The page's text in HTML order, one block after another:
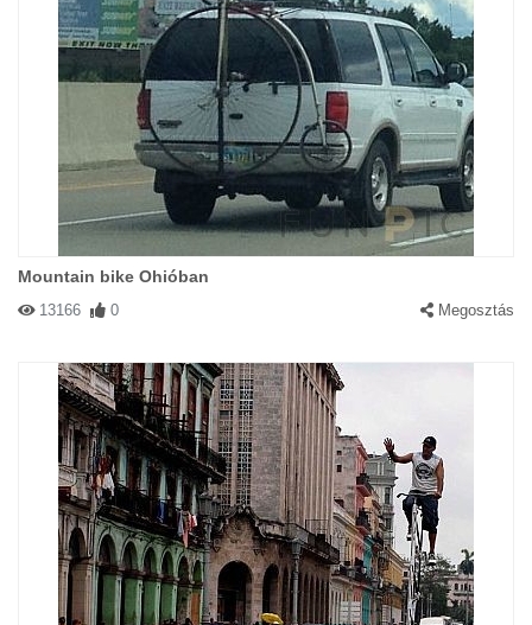
Mountain bike Ohióban
13166 0 Megosztás